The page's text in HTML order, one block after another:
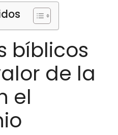
bíblicos
de la
el